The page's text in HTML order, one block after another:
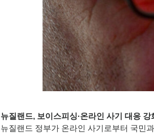
뉴질랜드, 보이스피싱·온라인 사기 대응
뉴질랜드 정부가 온라인 사기로부터 국민